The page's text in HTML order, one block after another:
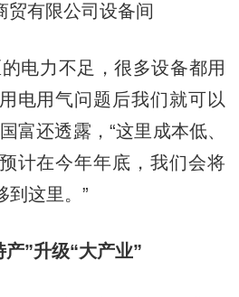
贸有限公司设备间
力不足，很多设备都用
电用气问题后我们就可以
富还透露，“这里成本低、
计在今年年底，我们会将
到这里。”
”升级“大产业”